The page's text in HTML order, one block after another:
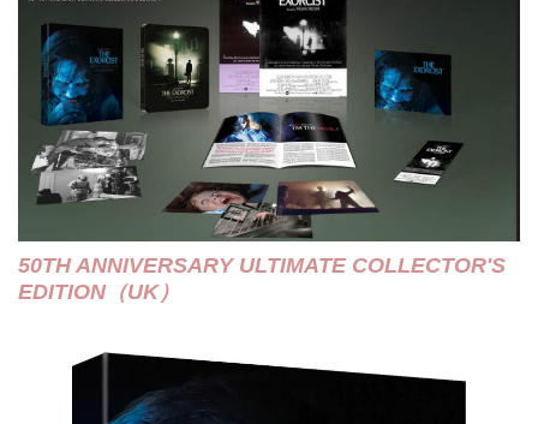
50TH ANNIVERSARY ULTIMATE COLLECTOR'S
EDITION（UK）